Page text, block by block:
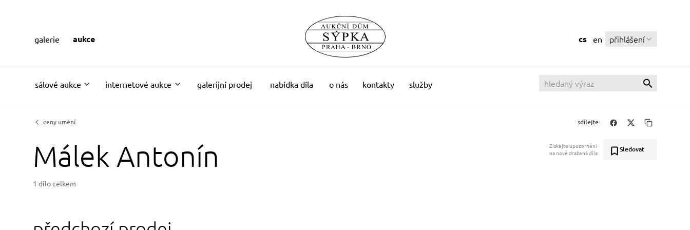
sálové aukce internetové aukce galerijní prodej nabídka díla o nás kontakty služby
cs en přihlášení
galerie aukce
ceny umění sdílejte:
Málek Antonín
Získejte upozornění
na nově dražená díla
Sledovat
1 dílo celkem